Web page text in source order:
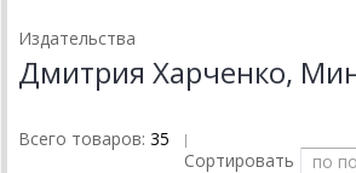
Издательства
Дмитрия Харченко,
Всего товаров: 35 |
Сортировать